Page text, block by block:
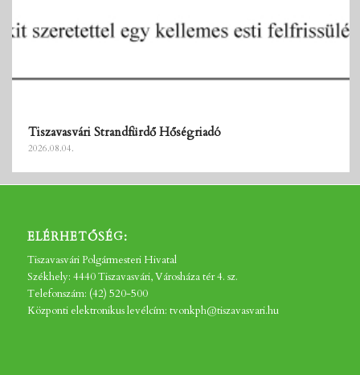
Tiszavasvári Strandfürdő Hőségriadó
2026.08.04.
ELÉRHETŐSÉG:
Tiszavasvári Polgármesteri Hivatal
Székhely: 4440 Tiszavasvári, Városháza tér 4. sz.
Telefonszám: (42) 520-500
Központi elektronikus levélcím: tvonkph@tiszavasvari.hu